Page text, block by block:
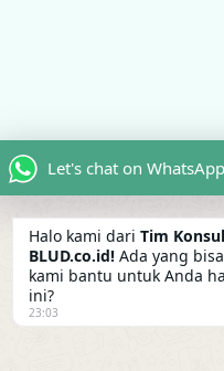
BLUD
Let's chat on WhatsApp
Halo kami dari Tim
BLUD.co.id! Ada yang bisa
kami bantu untuk Anda
ini?
23:03